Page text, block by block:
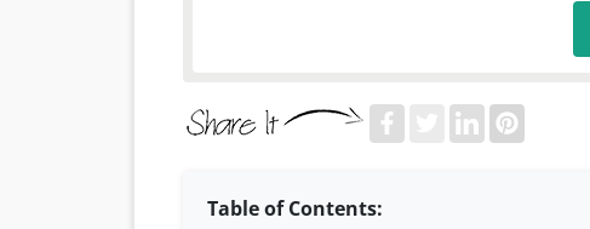
Table of Contents: